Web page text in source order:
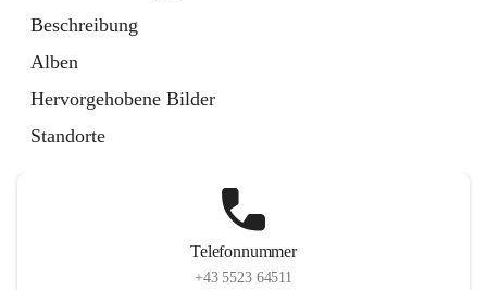
Beschreibung
Alben
Hervorgehobene Bilder
Standorte
Telefonnummer
+43 5523 64511